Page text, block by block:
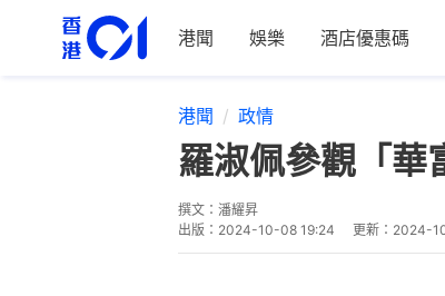
港聞 娛樂 酒店優惠碼
港聞 政情
羅淑佩參觀「
撰文： 潘耀昇
出版： 2024-10-08 19:24 更新： 2024-